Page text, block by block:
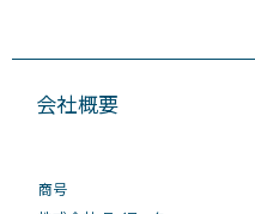
会社概要
商号